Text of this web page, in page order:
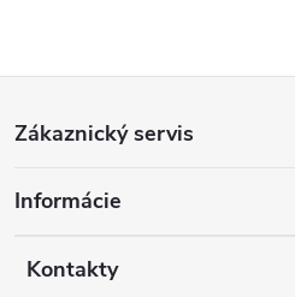
p
Zákaznický servis
Informácie
Kontakty